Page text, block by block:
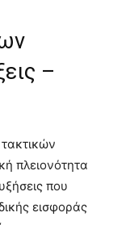
–
πλειονότητα
που
εισφοράς